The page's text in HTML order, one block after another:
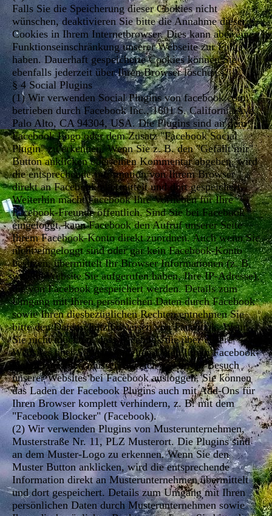
Falls Sie die Speicherung dieser Cookies nicht
wünschen, deaktivieren Sie bitte die Annahme dieser
Cookies in Ihrem Internetbrowser. Dies kann aber eine
Funktionseinschränkung unserer Webseite zur Folge
haben. Dauerhaft gespeicherte Cookies können Sie
ebenfalls jederzeit über Ihren Browser löschen.
§ 4 Social Plugins
(1) Wir verwenden Social Plugins von facebook.com,
betrieben durch Facebook Inc., 1601 S. California Ave,
Palo Alto, CA 94304, USA. Die Plugins sind an dem
Facebook Logo oder dem Zusatz "Facebook Social
Plugin" zu erkennen. Wenn Sie z. B. den "Gefällt mir"
Button anklicken oder einen Kommentar abgeben, wird
die entsprechende Information von Ihrem Browser
direkt an Facebook übermittelt und dort gespeichert.
Weiterhin macht Facebook Ihre Vorlieben für Ihre
Facebook-Freunde öffentlich. Sind Sie bei Facebook
eingeloggt, kann Facebook den Aufruf unserer Seite
Ihrem Facebook-Konto direkt zuordnen. Auch wenn Sie
nicht eingeloggt sind oder gar kein Facebook-Konto
besitzen, übermittelt Ihr Browser Informationen (z. B.
welche Website Sie aufgerufen haben, Ihre IP-Adresse),
die von Facebook gespeichert werden. Details zum
Umgang mit Ihren persönlichen Daten durch Facebook
sowie Ihren diesbezüglichen Rechten entnehmen Sie
bitte den Datenschutzhinweisen von Facebook. Wenn
Sie nicht möchten, dass Facebook die über unsere
Websites über Sie gesammelten Daten Ihrem Facebook-
Konto zuordnet, müssen Sie sich vor Ihrem Besuch
unserer Websites bei Facebook ausloggen. Sie können
das Laden der Facebook Plugins auch mit Add-Ons für
Ihren Browser komplett verhindern, z. B. mit dem
"Facebook Blocker" (Facebook).
(2) Wir verwenden Plugins von Musterunternehmen,
Musterstraße Nr. 11, PLZ Musterort. Die Plugins sind
an dem Muster-Logo zu erkennen. Wenn Sie den
Muster Button anklicken, wird die entsprechende
Information direkt an Musterunternehmen übermittelt
und dort gespeichert. Details zum Umgang mit Ihren
persönlichen Daten durch Musterunternehmen sowie